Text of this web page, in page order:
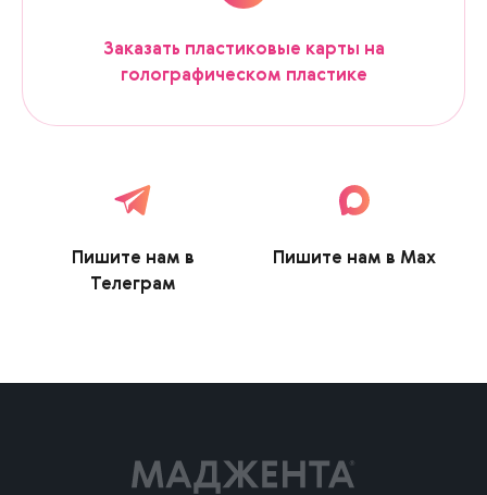
Заказать пластиковые карты на
голографическом пластике
Пишите нам в
Телеграм
Пишите нам в Max